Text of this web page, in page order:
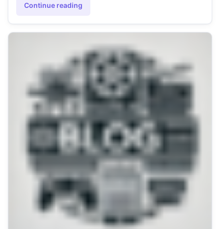
Continue reading
"Como os Sons do Minecraft São Criados ?"